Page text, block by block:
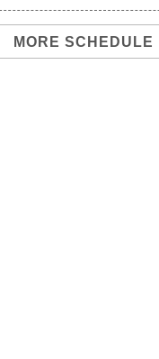
MORE SCHEDULE